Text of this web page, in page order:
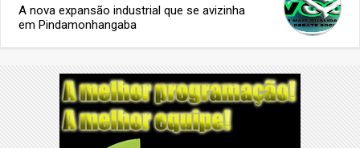
A nova expansão industrial que se avizinha
em Pindamonhangaba